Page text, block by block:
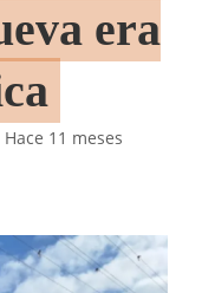
era
Hace 11 meses